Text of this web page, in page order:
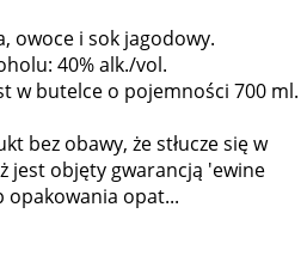
owoce i sok jagodowy.
40% alk./vol.
w butelce o pojemności 700 ml.
bez obawy, że stłucze się w
jest objęty gwarancją 'ewine
opakowania opat...